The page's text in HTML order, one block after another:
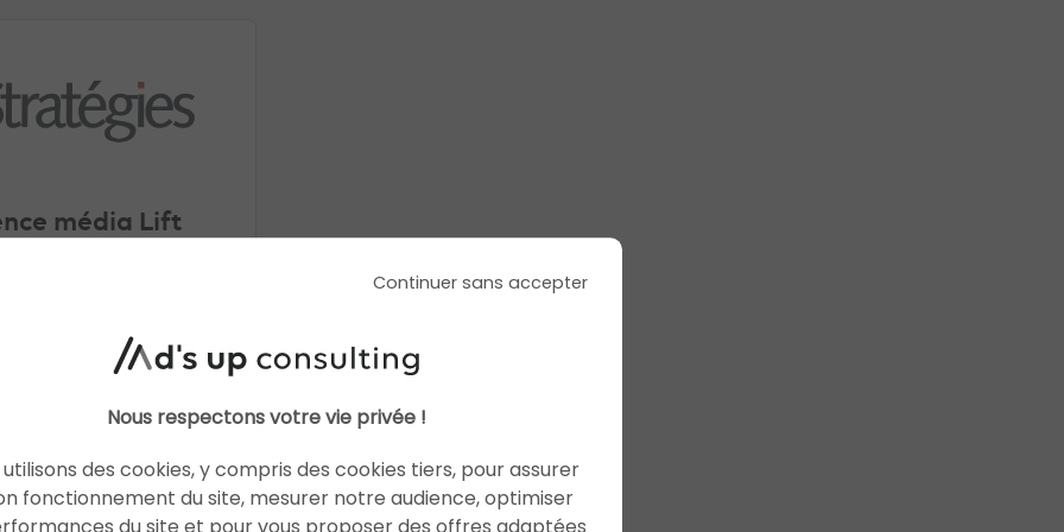
média Lift
Digital Group (EDG),
des experts sur chaque
d’une nouvelle entité,
orientée consumer et
», d’après un
L’agence média Lift
au cabinet de
Continuer sans accepter
Nous respectons votre vie privée !
utilisons des cookies, y compris des cookies tiers, pour assurer
fonctionnement du site, mesurer notre audience, optimiser